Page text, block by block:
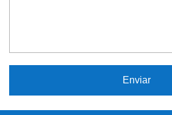
Enviar